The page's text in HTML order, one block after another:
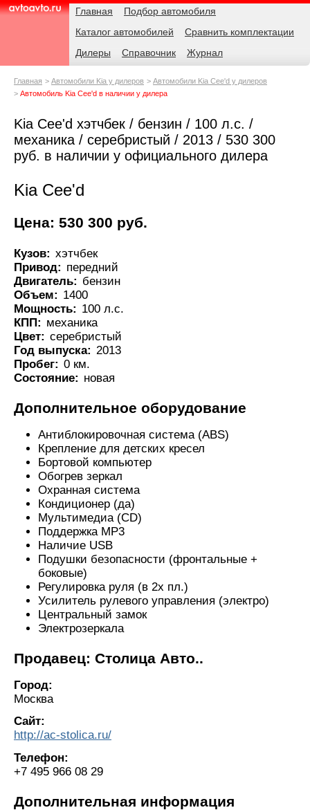
AvtoAvto.ru
Навигация Главная
Подбор автомобиля
Каталог автомобилей
Сравнить комплектации
Дилеры
Справочник Журнал
Родительские
Главная Автомобили Kia у дилеров
Автомобили Kia Cee'd у дилеров
Автомобиль Kia Cee'd в наличии у дилера
Kia Cee'd хэтчбек / бензин / 100 л.с. /
механика / серебристый / 2013 / 530 300
руб. в наличии у официального дилера
Kia Cee'd
Цена: 530 300 руб.
Кузов: хэтчбек
Привод: передний
Двигатель: бензин
Объем: 1400
Мощность: 100 л.с.
КПП: механика
Цвет: серебристый
Год выпуска: 2013
Пробег: 0 км.
Состояние: новая
Дополнительное оборудование
Антиблокировочная система (ABS)
Крепление для детских кресел
Бортовой компьютер
Обогрев зеркал
Охранная система
Кондиционер (да)
Мультимедиа (CD)
Поддержка MP3
Наличие USB
Подушки безопасности (фронтальные +
боковые)
Регулировка руля (в 2х пл.)
Усилитель рулевого управления (электро)
Центральный замок
Электрозеркала
Продавец: Столица Авто..
Город:
Москва
Сайт:
http://ac-stolica.ru/
Телефон:
+7 495 966 08 29
Дополнительная информация